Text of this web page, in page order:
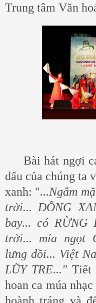
Trung tâm Văn
Bài hát ngợi
dấu của chúng ta
xanh: "...Ngắm
trời... ĐỒNG
bay... có
trời... mía ngọt
lưng đồi... Việt
LŨY TRE..." Tiết
hoan ca múa
hoành tráng và